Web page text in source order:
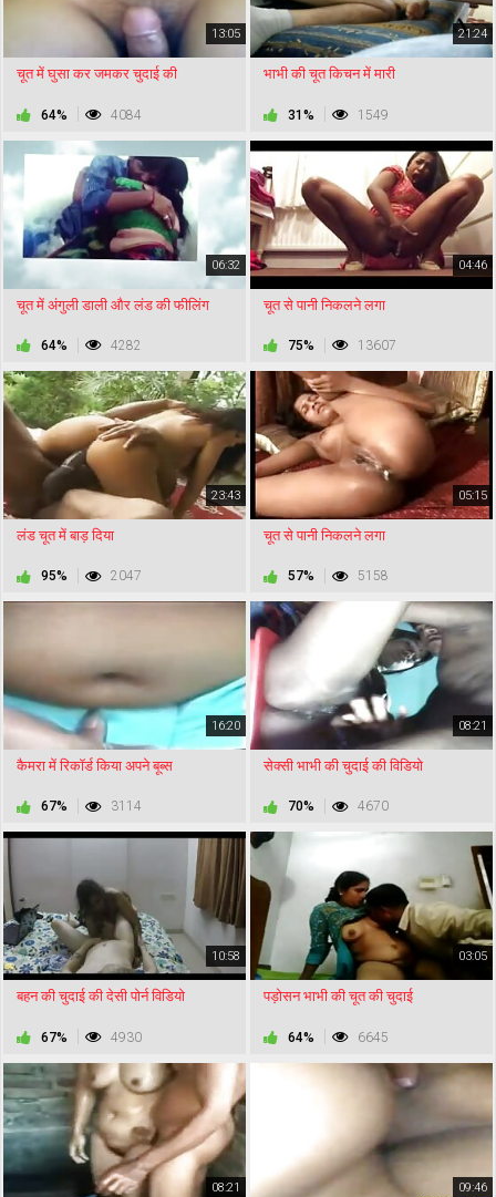
13:05
चूत में घुसा कर जमकर चुदाई की
64% 4084
21:24
भाभी की चूत किचन में मारी
31% 1549
06:32
चूत में अंगुली डाली और लंड की फीलिंग
64% 4282
04:46
चूत से पानी निकलने लगा
75% 13607
23:43
लंड चूत में बाड़ दिया
95% 2047
05:15
चूत से पानी निकलने लगा
57% 5158
16:20
कैमरा में रिकॉर्ड किया अपने बूब्स
67% 3114
08:21
सेक्सी भाभी की चुदाई की विडियो
70% 4670
10:58
बहन की चुदाई की देसी पोर्न विडियो
67% 4930
03:05
पड़ोसन भाभी की चूत की चुदाई
64% 6645
08:21 09:46